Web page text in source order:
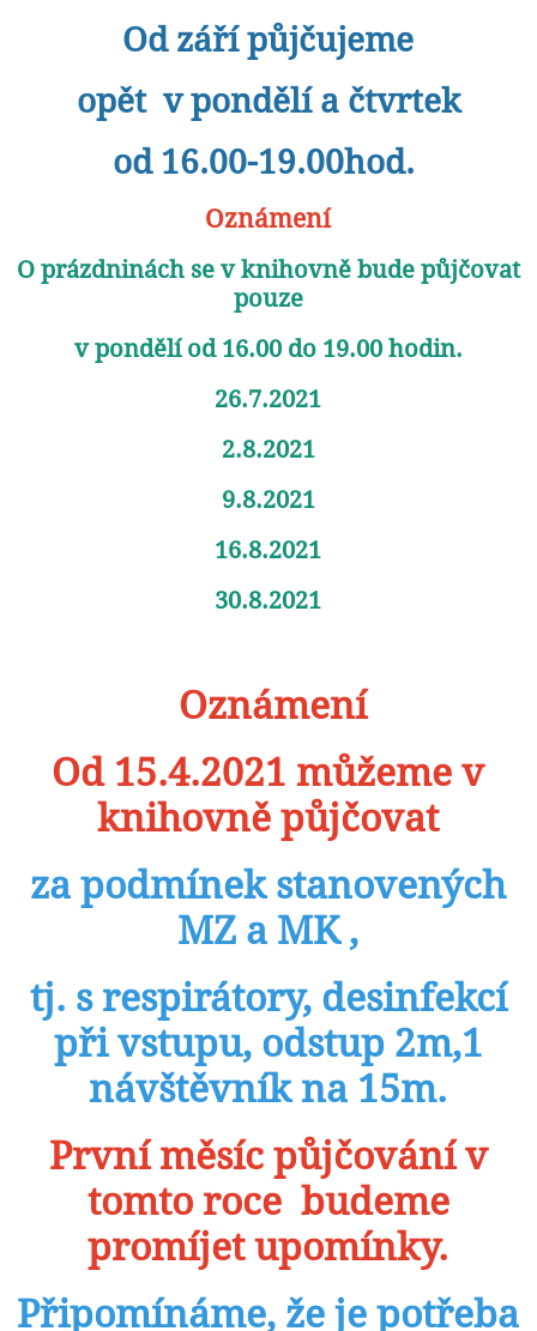
Od září půjčujeme
opět v pondělí a čtvrtek
od 16.00-19.00hod.
Oznámení
O prázdninách se v knihovně bude půjčovat
pouze
v pondělí od 16.00 do 19.00 hodin.
26.7.2021
2.8.2021
9.8.2021
16.8.2021
30.8.2021
Oznámení
Od 15.4.2021 můžeme v
knihovně půjčovat
za podmínek stanovených
MZ a MK ,
tj. s respirátory, desinfekcí
při vstupu, odstup 2m,1
návštěvník na 15m.
První měsíc půjčování v
tomto roce budeme
promíjet upomínky.
Připomínáme, že je potřeba